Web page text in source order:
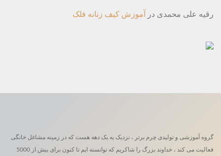
رقیه علی محمدی در آموزش کیف زنانه فلک
گروه آموزشی و تولیدی چرم برتر ، نزدیک یه یک دهه هست که در زمینه مشاغل خانگی
فعالیت می کند ، خداوند بزرگ را شاکریم که توانسته ایم تا کنون برای بیش از 5000